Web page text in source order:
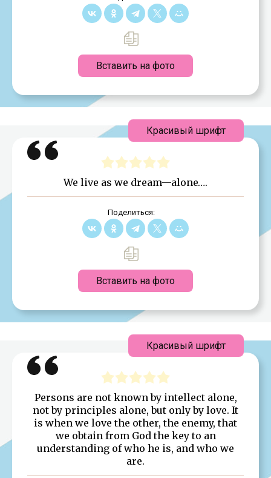
Вставить на фото
We live as we dream—alone….
Поделиться:
Вставить на фото
Красивый шрифт
Persons are not known by intellect alone,
not by principles alone, but only by love. It
is when we love the other, the enemy, that
we obtain from God the key to an
understanding of who he is, and who we
are.
Красивый шрифт